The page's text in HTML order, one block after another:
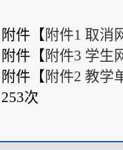
附件【 附件1 取消
附件【 附件3 学生
附件【 附件2 教学
253次